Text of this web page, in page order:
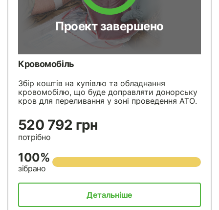
Проект завершено
Кровомобіль
Збір коштів на купівлю та обладнання
кровомобілю, що буде доправляти донорську
кров для переливання у зоні проведення АТО.
520 792 грн
потрібно
100%
зібрано
Детальніше